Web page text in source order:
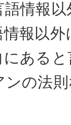
情報
報以
ある
ンの法